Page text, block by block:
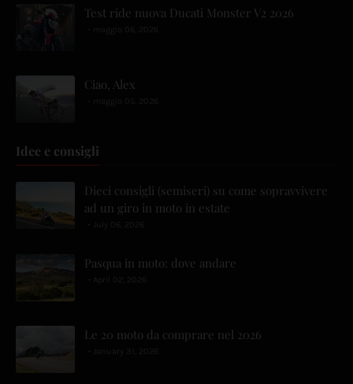
Test ride nuova Ducati Monster V2 2026
Ciao, Alex
Idee e consigli
Dieci consigli (semiseri) su come sopravvivere
ad un giro in moto in estate
Pasqua in moto: dove andare
Le 20 moto da comprare nel 2026